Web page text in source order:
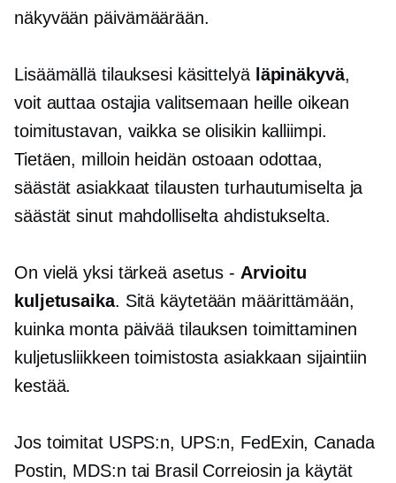
näkyvään päivämäärään.
Lisäämällä tilauksesi käsittelyä läpinäkyvä,
voit auttaa ostajia valitsemaan heille oikean
toimitustavan, vaikka se olisikin kalliimpi.
Tietäen, milloin heidän ostoaan odottaa,
säästät asiakkaat tilausten turhautumiselta ja
säästät sinut mahdolliselta ahdistukselta.
On vielä yksi tärkeä asetus - Arvioitu
kuljetusaika. Sitä käytetään määrittämään,
kuinka monta päivää tilauksen toimittaminen
kuljetusliikkeen toimistosta asiakkaan sijaintiin
kestää.
Jos toimitat USPS:n, UPS:n, FedExin, Canada
Postin, MDS:n tai Brasil Correiosin ja käytät